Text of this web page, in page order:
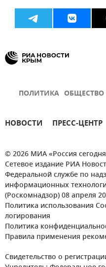
ПОЛИТИКА ОБЩЕСТВО
НОВОСТИ ПРЕСС-ЦЕНТР
© 2026 МИА «Россия
Сетевое издание РИА
Федеральной службе по
информационных
(Роскомнадзор) 08 апреля
Политика использования
логирования
Политика
Правила применения
Свидетельство о